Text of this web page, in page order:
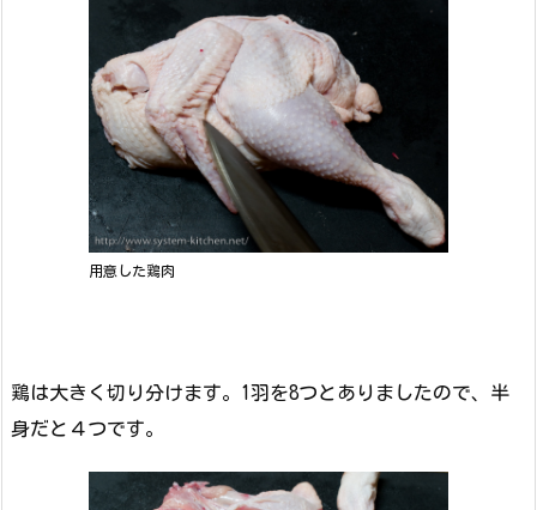
用意した鶏肉
鶏は大きく切り分けます。1羽を8つとありましたので、半
身だと４つです。